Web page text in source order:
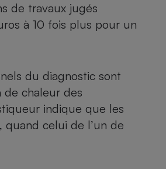
de travaux jugés
à 10 fois plus pour un
du diagnostic sont
de chaleur des
indique que les
celui de l’un de